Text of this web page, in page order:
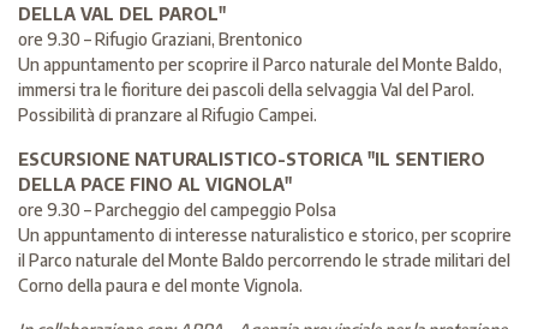
DELLA VAL DEL PAROL"
ore 9.30 – Rifugio Graziani, Brentonico
Un appuntamento per scoprire il Parco naturale del Monte Baldo,
immersi tra le fioriture dei pascoli della selvaggia Val del Parol.
Possibilità di pranzare al Rifugio Campei.
ESCURSIONE NATURALISTICO-STORICA "IL SENTIERO
DELLA PACE FINO AL VIGNOLA"
ore 9.30 – Parcheggio del campeggio Polsa
Un appuntamento di interesse naturalistico e storico, per scoprire
il Parco naturale del Monte Baldo percorrendo le strade militari del
Corno della paura e del monte Vignola.